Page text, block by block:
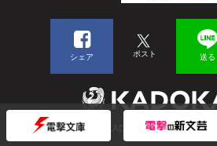
シェア ポスト 送る
© KADOKAWA